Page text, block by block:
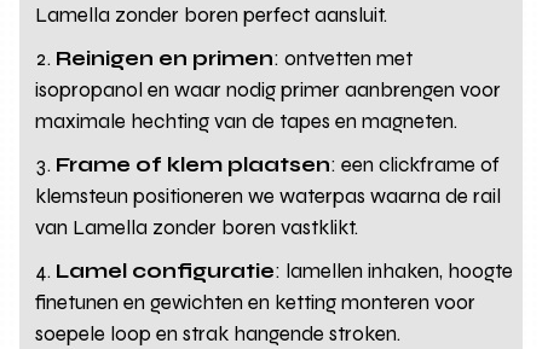
Lamella zonder boren perfect aansluit.
Reinigen en primen: ontvetten met
isopropanol en waar nodig primer aanbrengen voor
maximale hechting van de tapes en magneten.
Frame of klem plaatsen: een clickframe of
klemsteun positioneren we waterpas waarna de rail
van Lamella zonder boren vastklikt.
Lamel configuratie: lamellen inhaken, hoogte
finetunen en gewichten en ketting monteren voor
soepele loop en strak hangende stroken.